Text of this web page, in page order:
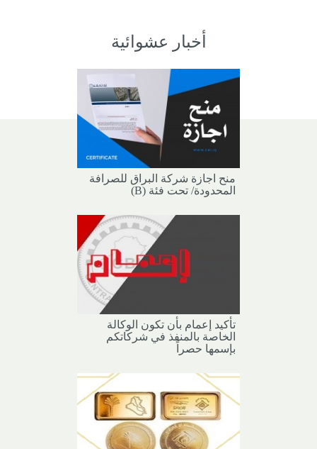
أخبار عشوائية
منح اجازة شركة البراق للصرافة
المحدودة/ تحت فئة (B)
تأكيد إعمام بأن تكون الوكالة
الخاصة بالمنفذ في شركاتكم
بإسمها حصراً